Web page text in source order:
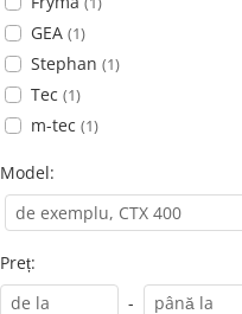
GEA (1)
Stephan (1)
Tec (1)
m-tec (1)
Model:
Preț:
-